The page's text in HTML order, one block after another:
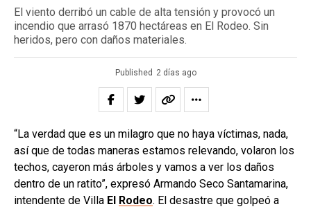
El viento derribó un cable de alta tensión y provocó un
incendio que arrasó 1870 hectáreas en El Rodeo. Sin
heridos, pero con daños materiales.
Published 2 días ago
“La verdad que es un milagro que no haya víctimas, nada,
así que de todas maneras estamos relevando, volaron los
techos, cayeron más árboles y vamos a ver los daños
dentro de un ratito”, expresó Armando Seco Santamarina,
intendente de Villa El Rodeo. El desastre que golpeó a